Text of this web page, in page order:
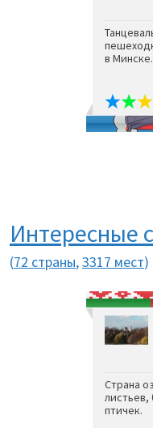
в
Интересные
(72 страны,3317 мест)
Страна
листьев,
птичек.